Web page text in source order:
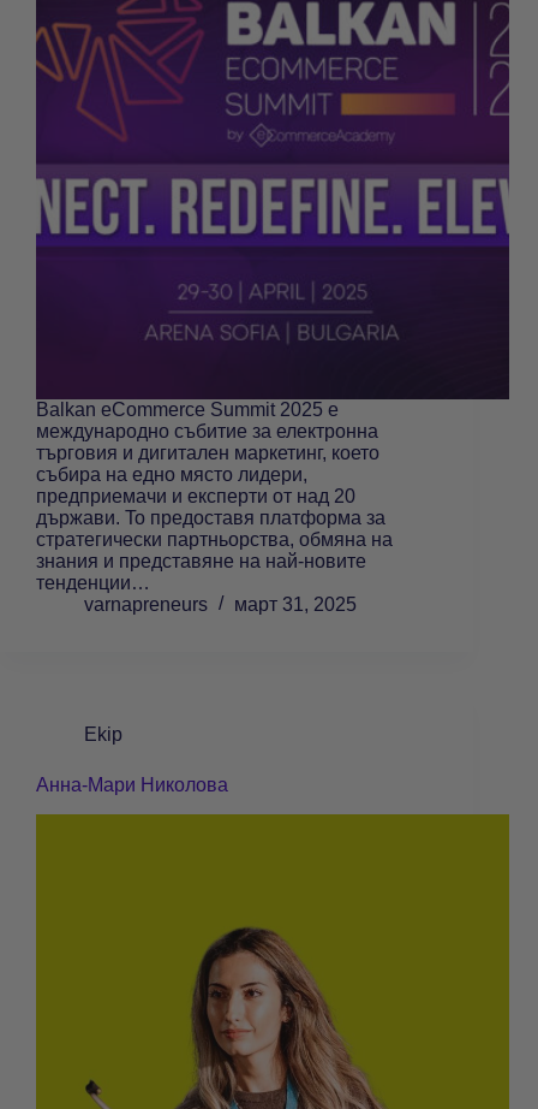
Balkan eCommerce Summit 2025 е
международно събитие за електронна
търговия и дигитален маркетинг, което
събира на едно място лидери,
предприемачи и експерти от над 20
държави. To предоставя платформа за
стратегически партньорства, обмяна на
знания и представяне на най-новите
тенденции…
varnapreneurs
март 31, 2025
Ekip
Анна-Мари Николова